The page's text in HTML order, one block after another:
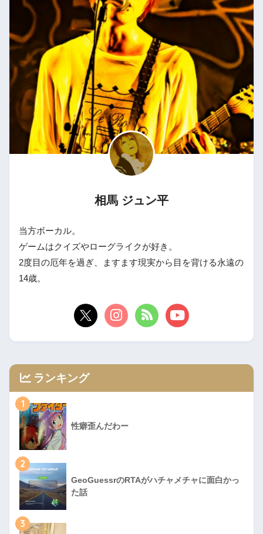
相馬 ジュン平
当方ボーカル。
ゲームはクイズやローグライクが好き。
2度目の厄年を過ぎ、ますます現実から目を背ける永遠の
14歳。
ランキング
1
性癖歪んだわー
2
GeoGuessrのRTAがハチャメチャに面白かっ
た話
3